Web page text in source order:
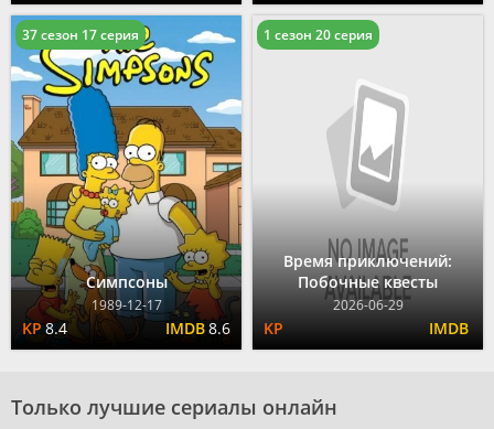
Симпсоны
1989-12-17
8.4 8.6
37 сезон 17 серия
Время приключений:
Побочные квесты
2026-06-29
1 сезон 20 серия
Только лучшие сериалы онлайн